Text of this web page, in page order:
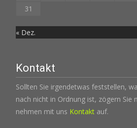
31
« Dez.
Kontakt
Sollten Sie irgendetwas feststellen,
nach nicht in Ordnung ist, zögern Sie
nehmen mit uns Kontakt auf.